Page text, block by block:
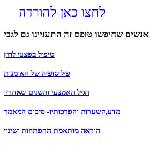
לחצו כאן להורדה
אנשים שחיפשו טופס זה התעניינו גם לגבי
טיפול בפצעי לחץ
פילוסופיה של האומנות
הגיל האמצעי והשנים שאחריו
מדע,השערות והפרכותיו- סיכום המאמר
הוראה מותאמת התפתחות ושינוי